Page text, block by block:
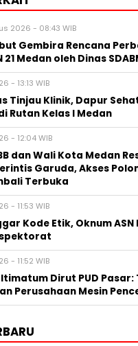
2026 - 08:43 WIB
Gembira Rencana
21 Medan oleh Dinas
- 13:13 WIB
Tinjau Klinik, Dapur
Rutan Kelas I Medan
- 12:04 WIB
dan Wali Kota Medan
Garuda, Akses
Terbuka
- 11:53 WIB
Kode Etik, Oknum ASN
- 11:52 WIB
Dirut PUD
Perusahaan Mesin